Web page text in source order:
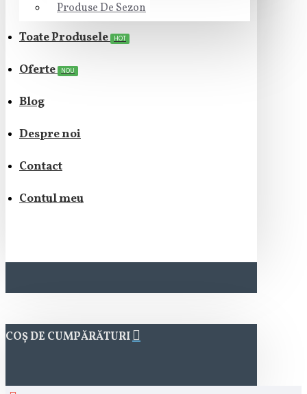
Produse De Sezon
Toate Produsele HOT
Oferte NOU
Blog
Despre noi
Contact
Contul meu
COȘ DE CUMPĂRĂTURI